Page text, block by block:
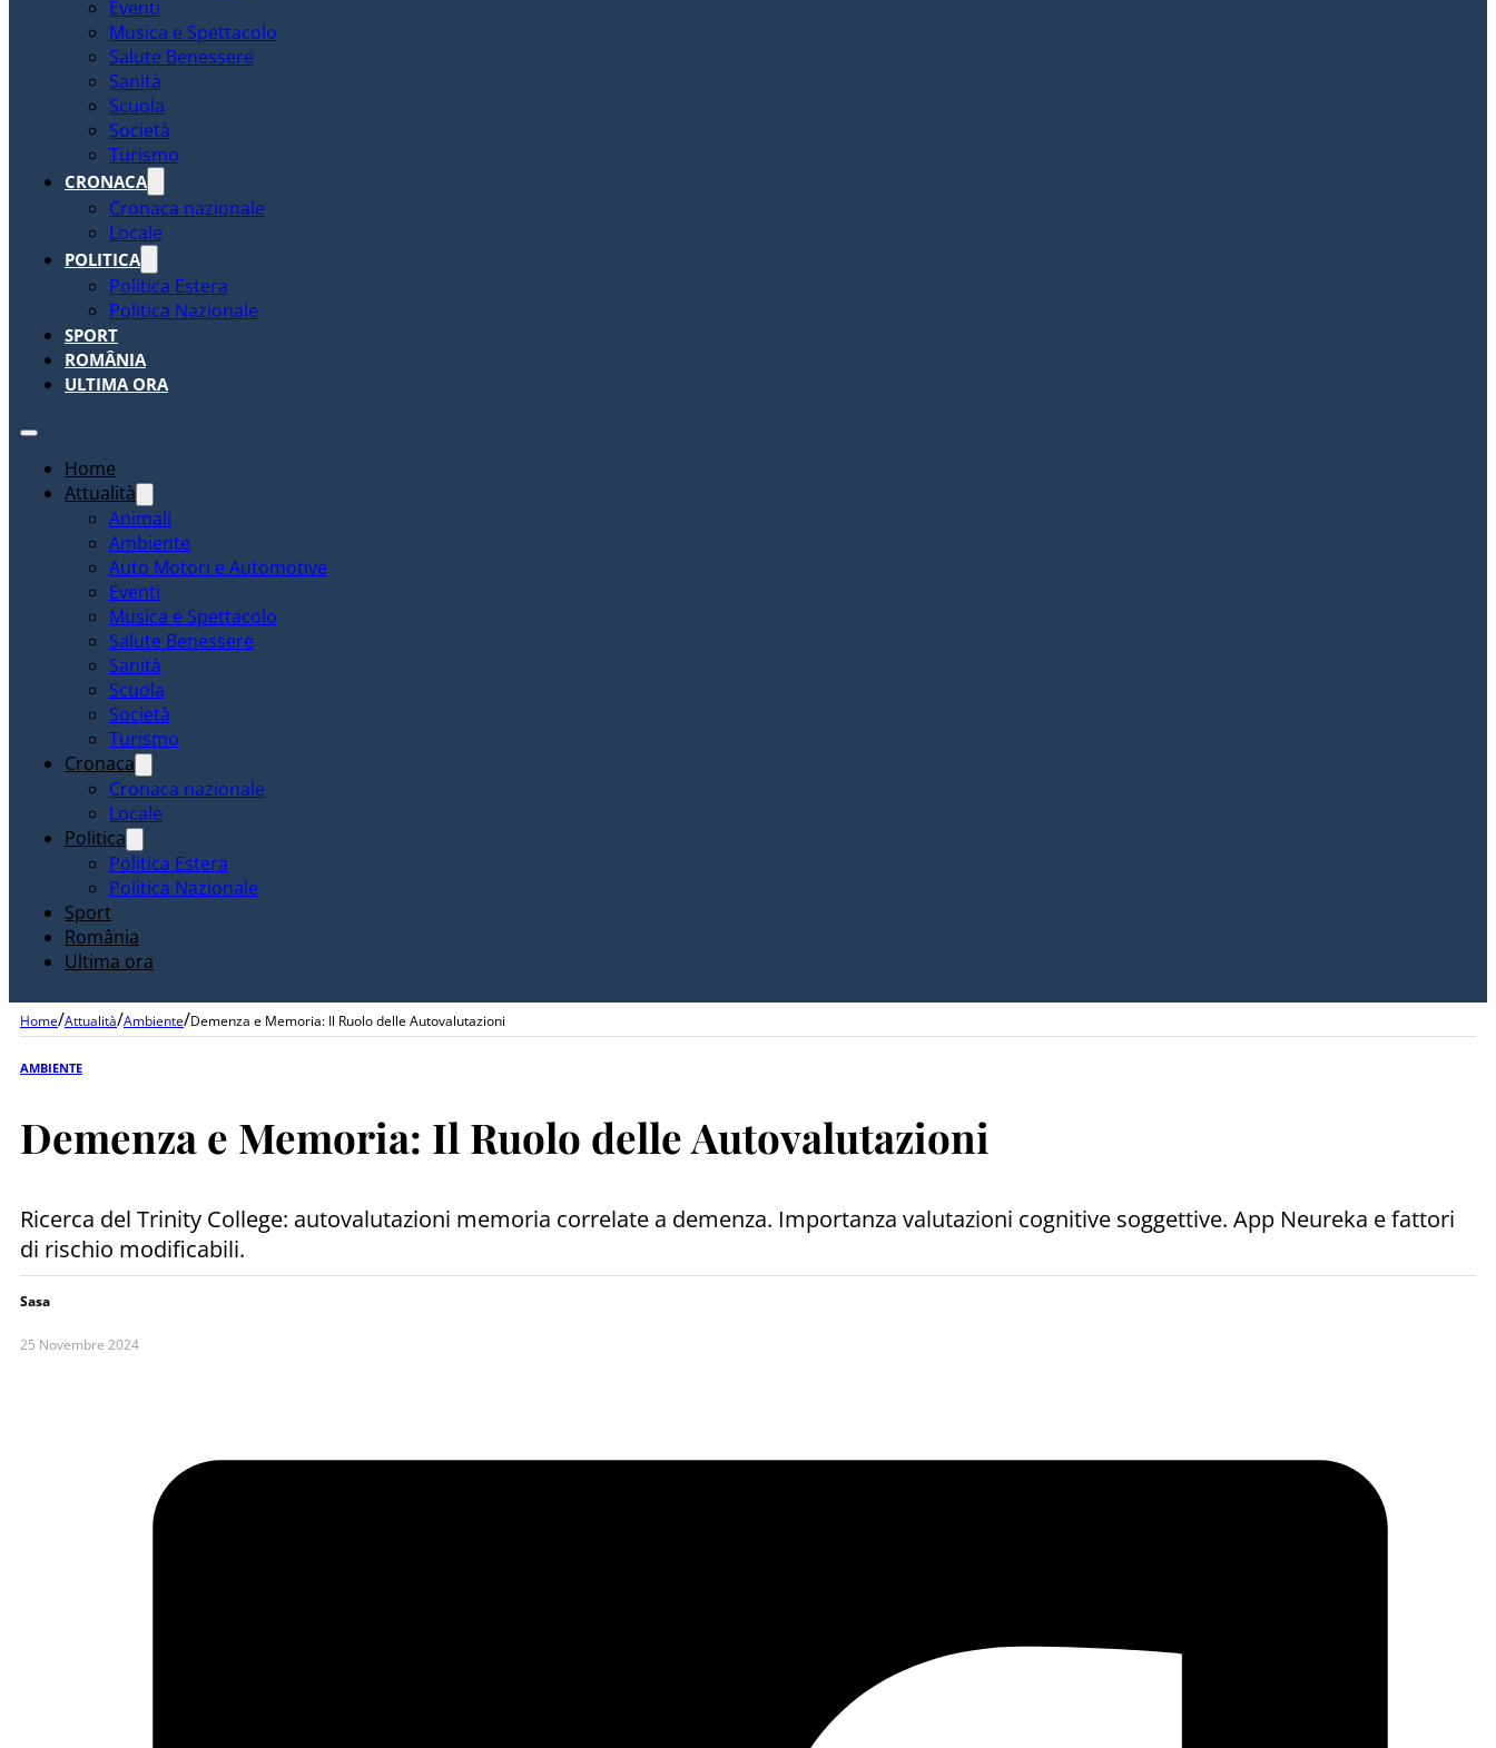
Eventi
Musica e Spettacolo
Salute Benessere
Sanità
Scuola
Società
Turismo
CRONACA
Cronaca nazionale
Locale
POLITICA
Politica Estera
Politica Nazionale
SPORT
ROMÂNIA
ULTIMA ORA
Home
Attualità
Animali
Ambiente
Auto Motori e Automotive
Eventi
Musica e Spettacolo
Salute Benessere
Sanità
Scuola
Società
Turismo
Cronaca
Cronaca nazionale
Locale
Politica
Politica Estera
Politica Nazionale
Sport
România
Ultima ora
Home/Attualità/Ambiente/Demenza e Memoria: Il Ruolo delle Autovalutazioni
AMBIENTE
Demenza e Memoria: Il Ruolo delle Autovalutazioni
Ricerca del Trinity College: autovalutazioni memoria correlate a demenza. Importanza valutazioni cognitive soggettive. App Neureka e fattori
di rischio modificabili.
Sasa
25 Novembre 2024